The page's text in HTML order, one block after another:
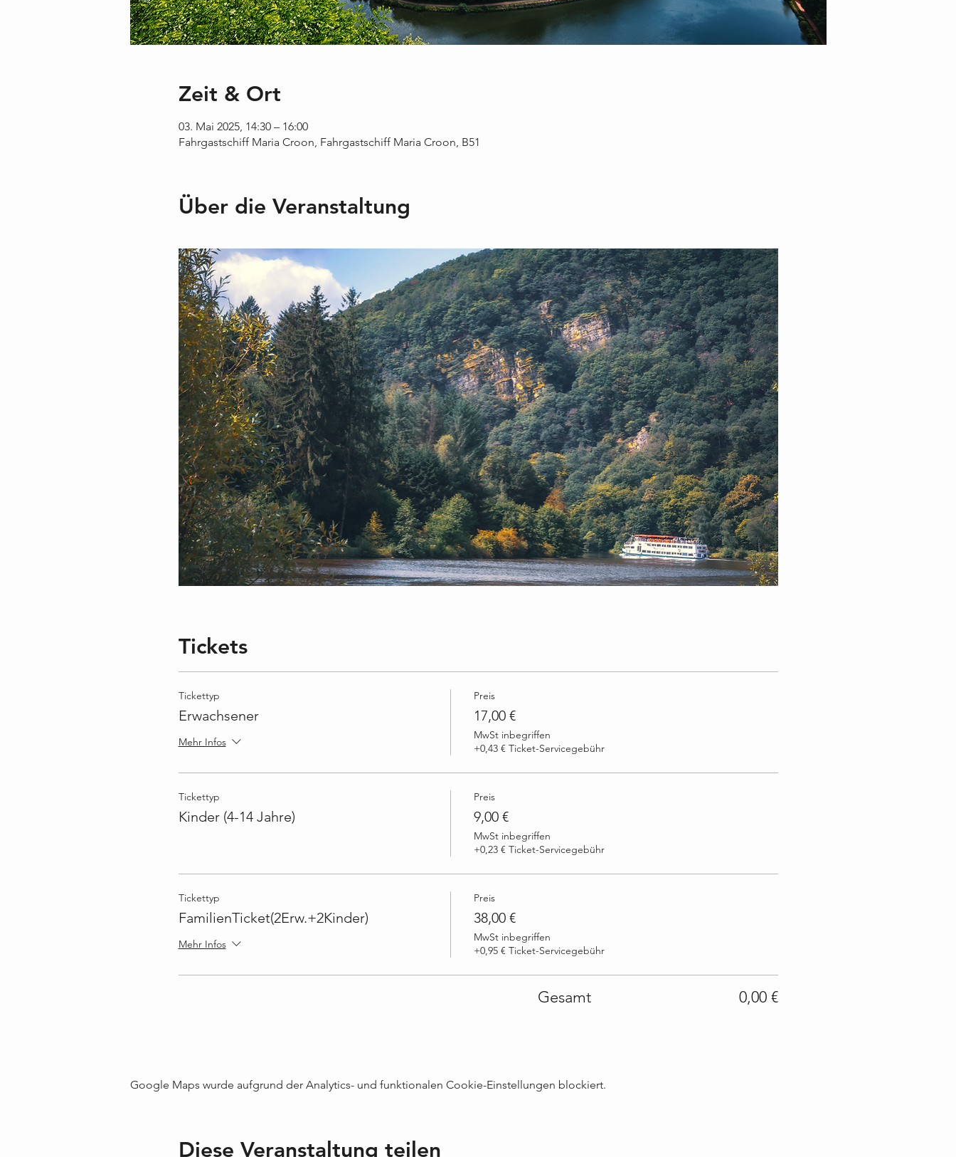
Zeit & Ort
03. Mai 2025, 14:30 – 16:00
Fahrgastschiff Maria Croon, Fahrgastschiff Maria Croon, B51
Über die Veranstaltung
Tickets
Tickettyp
Erwachsener
Mehr Infos
Preis
17,00 €
MwSt inbegriffen
+0,43 € Ticket-Servicegebühr
Tickettyp
Kinder (4-14 Jahre)
Preis
9,00 €
MwSt inbegriffen
+0,23 € Ticket-Servicegebühr
Tickettyp
FamilienTicket(2Erw.+2Kinder)
Mehr Infos
Preis
38,00 €
MwSt inbegriffen
+0,95 € Ticket-Servicegebühr
Gesamt 0,00 €
Google Maps wurde aufgrund der Analytics- und funktionalen Cookie-Einstellungen blockiert.
Diese Veranstaltung teilen